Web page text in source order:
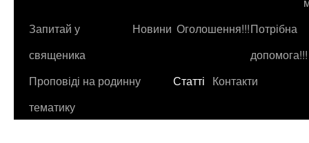
контенту
Запитай у
священика
Новини Оголошення!!!Потрібна
допомога!!!
Проповіді на родинну
тематику
Статті Контакти